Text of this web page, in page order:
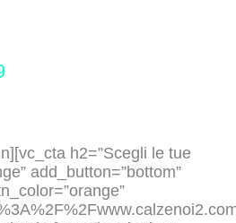
h2=”Scegli le tue
add_button=”bottom”